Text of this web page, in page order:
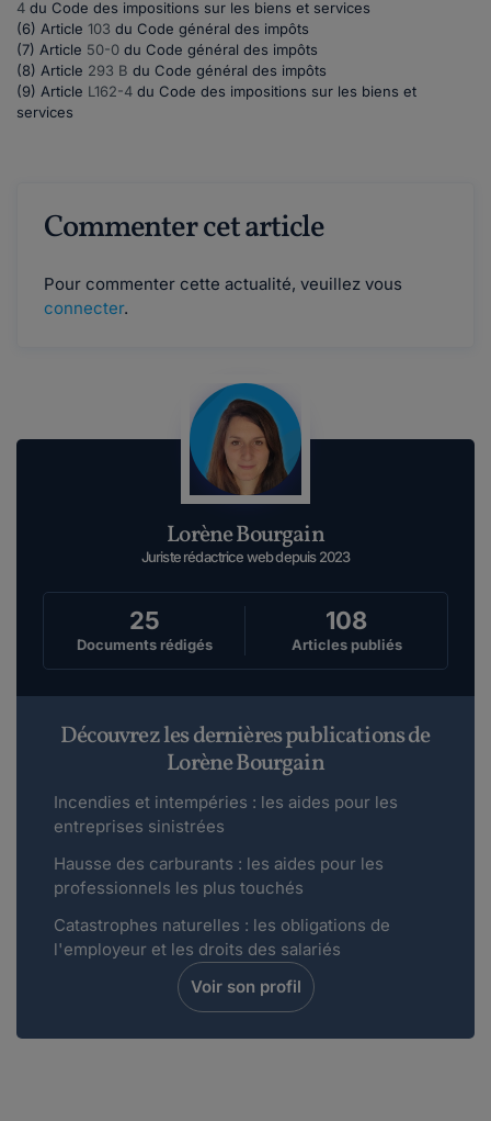
4 du Code des impositions sur les biens et services
(6) Article 103 du Code général des impôts
(7) Article 50-0 du Code général des impôts
(8) Article 293 B du Code général des impôts
(9) Article L162-4 du Code des impositions sur les biens et
services
Commenter cet article
Pour commenter cette actualité, veuillez vous
connecter.
Lorène Bourgain
Juriste rédactrice web depuis 2023
25
Documents rédigés
108
Articles publiés
Découvrez les dernières publications de
Lorène Bourgain
Incendies et intempéries : les aides pour les
entreprises sinistrées
Hausse des carburants : les aides pour les
professionnels les plus touchés
Catastrophes naturelles : les obligations de
l'employeur et les droits des salariés
Voir son profil